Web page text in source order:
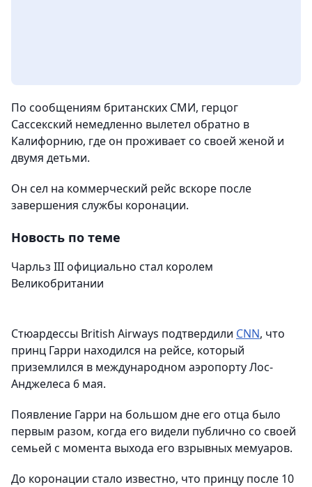
По сообщениям британских СМИ, герцог
Сассекский немедленно вылетел обратно в
Калифорнию, где он проживает со своей женой и
двумя детьми.
Он сел на коммерческий рейс вскоре после
завершения службы коронации.
Новость по теме
Чарльз III официально стал королем
Великобритании
Стюардессы British Airways подтвердили CNN, что
принц Гарри находился на рейсе, который
приземлился в международном аэропорту Лос-
Анджелеса 6 мая.
Появление Гарри на большом дне его отца было
первым разом, когда его видели публично со своей
семьей с момента выхода его взрывных мемуаров.
До коронации стало известно, что принцу после 10